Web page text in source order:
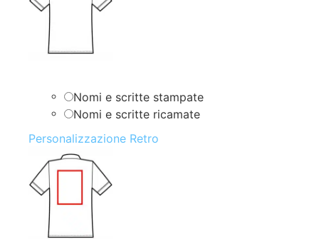
Nomi e scritte stampate
Nomi e scritte ricamate
Personalizzazione Retro